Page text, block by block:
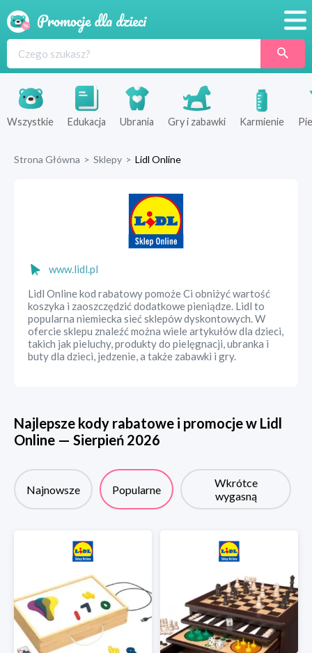
Produkty
Sklepy
Wszystkie Edukacja Ubrania Gry i zabawki Karmienie
Strona Główna > Sklepy > Lidl Online
www.lidl.pl
Lidl Online kod rabatowy pomoże Ci obniżyć wartość
koszyka i zaoszczędzić dodatkowe pieniądze. Lidl to
popularna niemiecka sieć sklepów dyskontowych. W
ofercie sklepu znaleźć można wiele artykułów dla dzieci,
takich jak pieluchy, produkty do pielęgnacji, ubranka i
buty dla dzieci, jedzenie, a także zabawki i gry.
Najlepsze kody rabatowe i promocje w Lidl
Online — Sierpień 2026
Najnowsze Popularne
Wkrótce
wygasną